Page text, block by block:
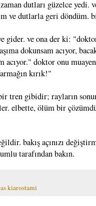
dutları güzelce yedi.
ve dutlarla geri döndüm.
gider. ve ona der ki:
dokunsam acıyor,
acıyor." doktor onu
kırık!"
tren gibidir; rayların
elbette, ölüm bir
bakış açınızı
tarafından bakın.
kiarostami